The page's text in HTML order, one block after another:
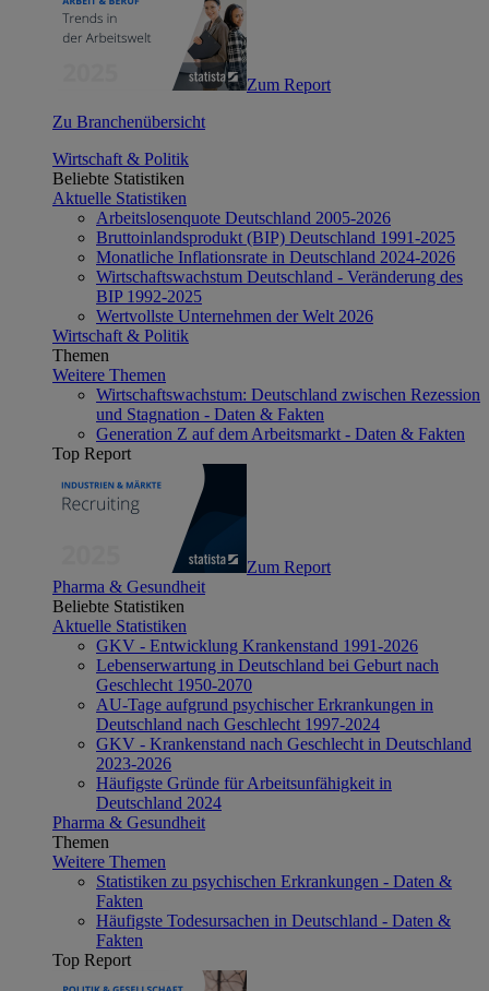
Zum Report
Zu Branchenübersicht
Wirtschaft & Politik
Beliebte Statistiken
Aktuelle Statistiken
Arbeitslosenquote Deutschland 2005-2026
Bruttoinlandsprodukt (BIP) Deutschland 1991-2025
Monatliche Inflationsrate in Deutschland 2024-2026
Wirtschaftswachstum Deutschland - Veränderung des
BIP 1992-2025
Wertvollste Unternehmen der Welt 2026
Wirtschaft & Politik
Themen
Weitere Themen
Wirtschaftswachstum: Deutschland zwischen Rezession
und Stagnation - Daten & Fakten
Generation Z auf dem Arbeitsmarkt - Daten & Fakten
Top Report
Zum Report
Pharma & Gesundheit
Beliebte Statistiken
Aktuelle Statistiken
GKV - Entwicklung Krankenstand 1991-2026
Lebenserwartung in Deutschland bei Geburt nach
Geschlecht 1950-2070
AU-Tage aufgrund psychischer Erkrankungen in
Deutschland nach Geschlecht 1997-2024
GKV - Krankenstand nach Geschlecht in Deutschland
2023-2026
Häufigste Gründe für Arbeitsunfähigkeit in
Deutschland 2024
Pharma & Gesundheit
Themen
Weitere Themen
Statistiken zu psychischen Erkrankungen - Daten &
Fakten
Häufigste Todesursachen in Deutschland - Daten &
Fakten
Top Report